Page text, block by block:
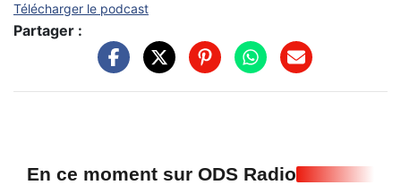
Télécharger le podcast
Partager :
En ce moment sur ODS Radio